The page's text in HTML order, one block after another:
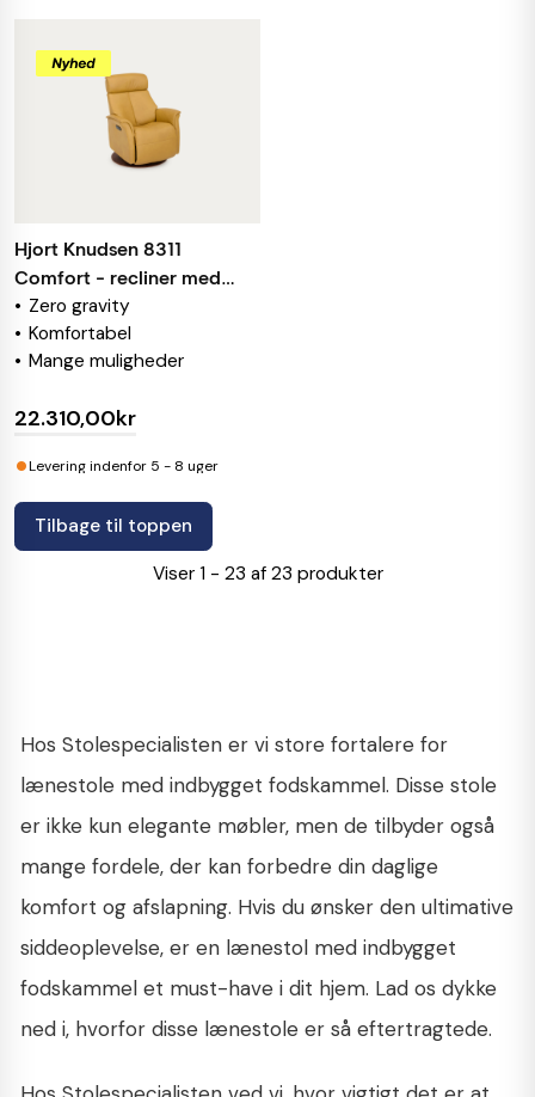
Hjort Knudsen 8311
Comfort - recliner med
gyng
Zero gravity
Komfortabel
Mange muligheder
22.310,00kr
•Levering indenfor 5 - 8 uger
Tilbage til toppen
Viser 1 - 23 af 23 produkter
Hos Stolespecialisten er vi store fortalere for
lænestole med indbygget fodskammel. Disse stole
er ikke kun elegante møbler, men de tilbyder også
mange fordele, der kan forbedre din daglige
komfort og afslapning. Hvis du ønsker den ultimative
siddeoplevelse, er en lænestol med indbygget
fodskammel et must-have i dit hjem. Lad os dykke
ned i, hvorfor disse lænestole er så eftertragtede.